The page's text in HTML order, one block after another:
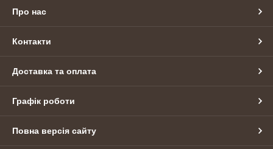
Про нас
Контакти
Доставка та оплата
Графік роботи
Повна версія сайту